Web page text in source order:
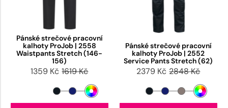
Pánské strečové pracovní
kalhoty ProJob | 2558
Waistpants Stretch (146-
156)
1359 Kč 1619 Kč
Pánské strečové pracovní
kalhoty ProJob | 2552
Service Pants Stretch (62)
2379 Kč 2848 Kč